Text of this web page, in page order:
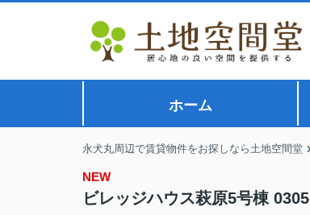
ホーム
永犬丸周辺で賃貸物件をお探しなら土地空間堂
NEW
ビレッジハウス萩原5号棟 0305